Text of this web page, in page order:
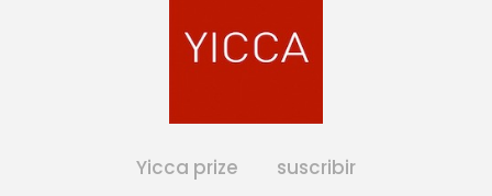
Yicca prize suscribir